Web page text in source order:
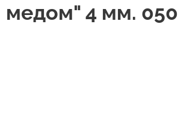
медом" 4 мм. 050